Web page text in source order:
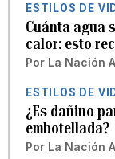
ESTILOS DE
Cuánta agua
calor: esto
Por La Nación
ESTILOS DE
¿Es dañino
embotellada?
Por La Nación